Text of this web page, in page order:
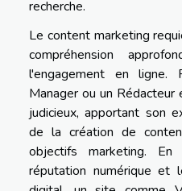
recherche.
Le content marketing
compréhension
l'engagement en ligne.
Manager ou un
judicieux, apportant son
de la création de
objectifs marketing.
réputation numérique et